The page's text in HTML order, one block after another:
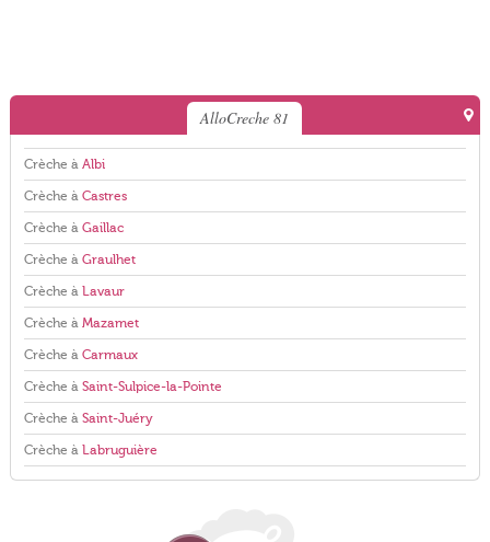
AlloCreche 81
Crèche à Albi
Crèche à Castres
Crèche à Gaillac
Crèche à Graulhet
Crèche à Lavaur
Crèche à Mazamet
Crèche à Carmaux
Crèche à Saint-Sulpice-la-Pointe
Crèche à Saint-Juéry
Crèche à Labruguière